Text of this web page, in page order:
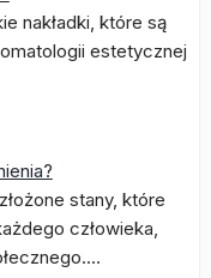
nakładki, które są
estetycznej
stany, które
człowieka,